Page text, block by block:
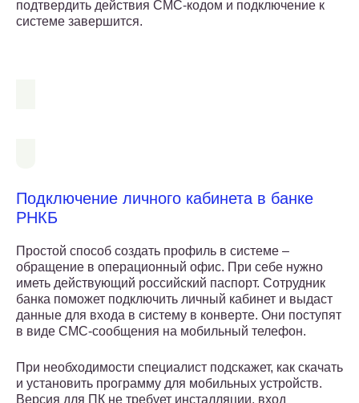
подтвердить действия СМС-кодом и подключение к
системе завершится.
Подключение личного кабинета в банке
РНКБ
Простой способ создать профиль в системе –
обращение в операционный офис. При себе нужно
иметь действующий российский паспорт. Сотрудник
банка поможет подключить личный кабинет и выдаст
данные для входа в систему в конверте. Они поступят
в виде СМС-сообщения на мобильный телефон.
При необходимости специалист подскажет, как скачать
и установить программу для мобильных устройств.
Версия для ПК не требует инсталляции, вход